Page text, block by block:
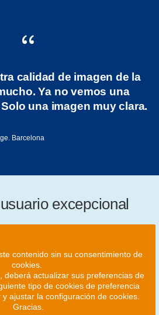
calidad de imagen de la
Ya no vemos una
una imagen muy clara.
Barcelona
excepcional
contenido sin su consentimiento de
cookies.
deberá actualizar sus preferencias de
tipo de cookies de preferencia
ajustar la configuración de cookies.
Gracias.